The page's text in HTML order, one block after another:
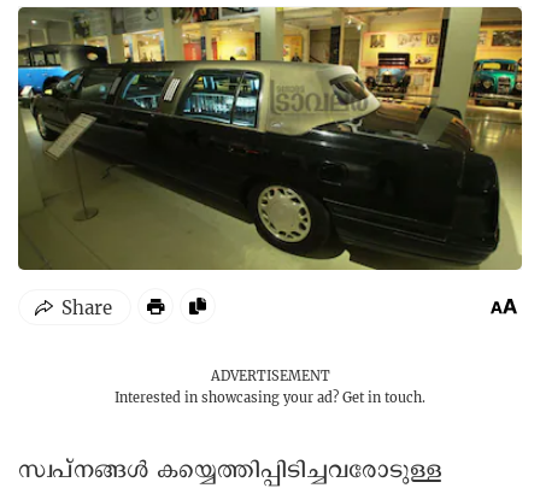
ADVERTISEMENT
Interested in showcasing your ad? Get in touch.
സ്വപ്നങ്ങൾ കയ്യെത്തിപ്പിടിച്ചവരോടുള്ള